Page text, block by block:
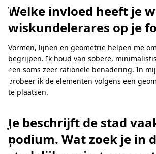
r
t
'
s
b
l
k
o
Welke invloed heeft je
wiskundelerares op je
Vormen, lijnen en geometrie helpen me
begrijpen. Ik houd van sobere,
een soms zeer rationele benadering. In
probeer ik de elementen volgens een
te plaatsen.
Je beschrijft de stad
podium. Wat zoek je in